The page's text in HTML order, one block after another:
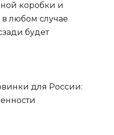
коробки и
в любом случае
будет